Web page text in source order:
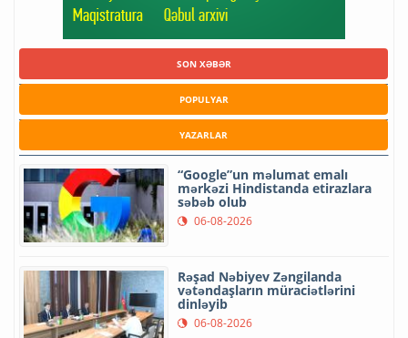
SON XƏBƏR
POPULYAR
YAZARLAR
“Google”un məlumat emalı
mərkəzi Hindistanda etirazlara
səbəb olub
06-08-2026
Rəşad Nəbiyev Zəngilanda
vətəndaşların müraciətlərini
dinləyib
06-08-2026